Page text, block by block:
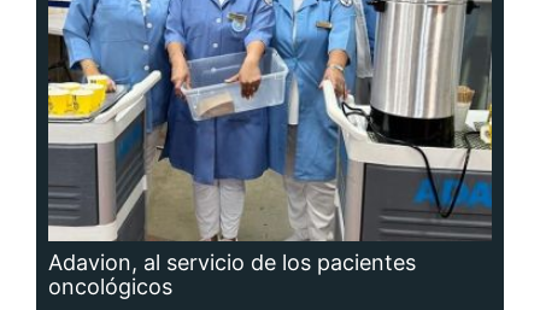
Adavion, al servicio de los pacientes
oncológicos